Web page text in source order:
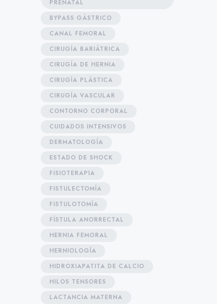
PRENATAL
BYPASS GÁSTRICO
CANAL FEMORAL
CIRUGÍA BARIÁTRICA
CIRUGÍA DE HERNIA
CIRUGÍA PLÁSTICA
CIRUGÍA VASCULAR
CONTORNO CORPORAL
CUIDADOS INTENSIVOS
DERMATOLOGÍA
ESTADO DE SHOCK
FISIOTERAPIA
FISTULECTOMÍA
FISTULOTOMÍA
FÍSTULA ANORRECTAL
HERNIA FEMORAL
HERNIOLOGÍA
HIDROXIAPATITA DE CALCIO
HILOS TENSORES
LACTANCIA MATERNA